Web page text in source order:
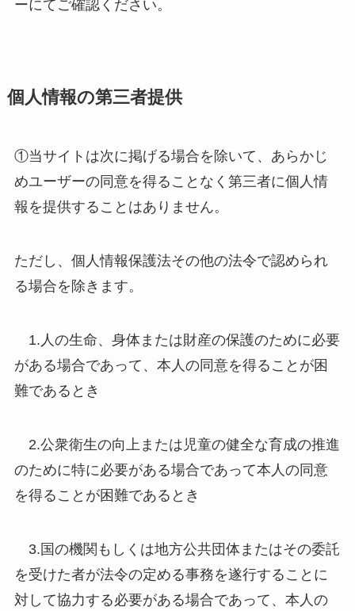
ーにてご確認ください。
個人情報の第三者提供
①当サイトは次に掲げる場合を除いて、あらかじ
めユーザーの同意を得ることなく第三者に個人情
報を提供することはありません。
ただし、個人情報保護法その他の法令で認められ
る場合を除きます。
1.人の生命、身体または財産の保護のために必要
がある場合であって、本人の同意を得ることが困
難であるとき
2.公衆衛生の向上または児童の健全な育成の推進
のために特に必要がある場合であって本人の同意
を得ることが困難であるとき
3.国の機関もしくは地方公共団体またはその委託
を受けた者が法令の定める事務を遂行することに
対して協力する必要がある場合であって、本人の